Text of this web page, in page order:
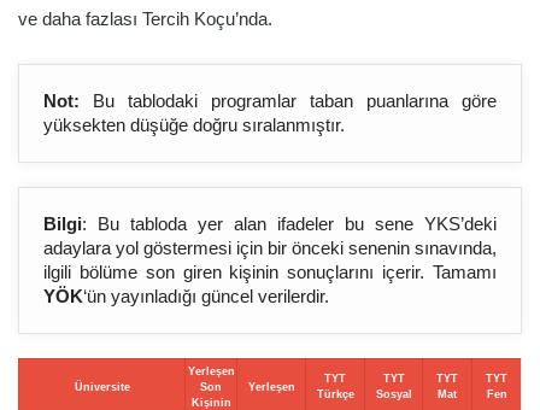
ve daha fazlası Tercih Koçu’nda.
Not: Bu tablodaki programlar taban puanlarına göre
yüksekten düşüğe doğru sıralanmıştır.
Bilgi: Bu tabloda yer alan ifadeler bu sene YKS’deki
adaylara yol göstermesi için bir önceki senenin sınavında,
ilgili bölüme son giren kişinin sonuçlarını içerir. Tamamı
YÖK‘ün yayınladığı güncel verilerdir.
Üniversite
Yerleşen
Son
Kişinin
Yerleşen
TYT
Türkçe
TYT
Sosyal
TYT
Mat
TYT
Fen